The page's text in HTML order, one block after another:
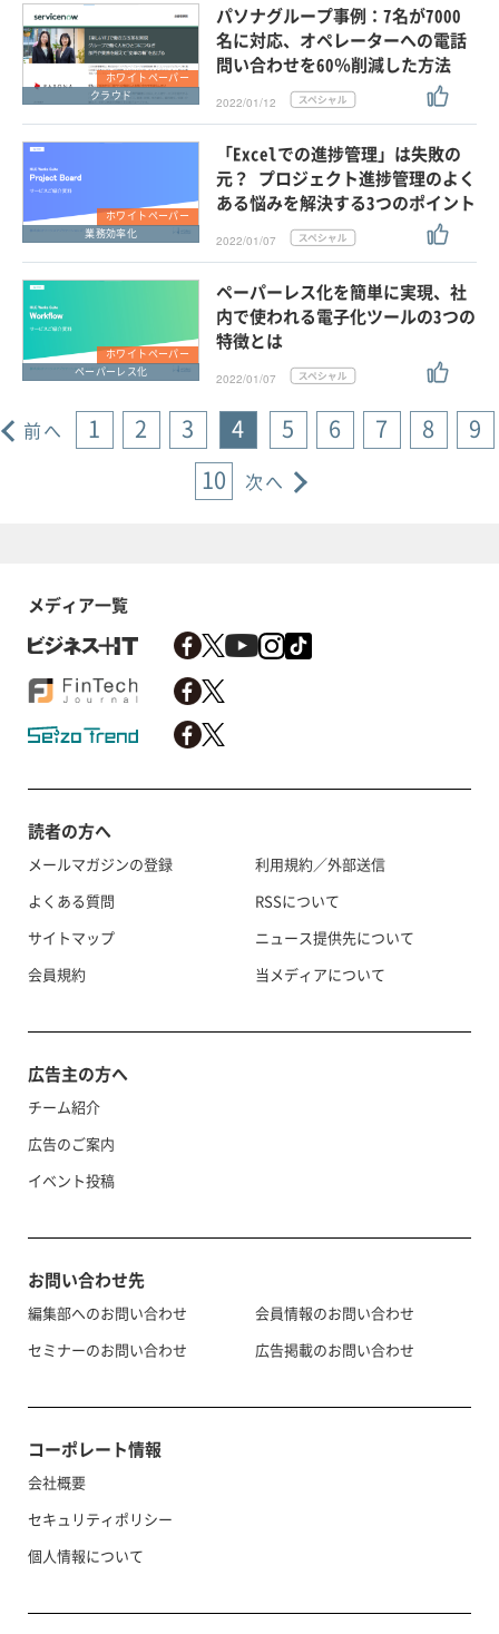
ホワイトペーパー
クラウド
パソナグループ事例：7名が7000
名に対応、オペレーターへの電話
問い合わせを60％削減した方法
2022/01/12
ホワイトペーパー
業務効率化
「Excelでの進捗管理」は失敗の
元？ プロジェクト進捗管理のよく
ある悩みを解決する3つのポイント
2022/01/07
ホワイトペーパー
ペーパーレス化
ペーパーレス化を簡単に実現、社
内で使われる電子化ツールの3つの
特徴とは
2022/01/07
前へ 1 2 3 4 5 6 7 8
9
10
次へ
メディア一覧
読者の方へ
メールマガジンの登録
よくある質問
サイトマップ
会員規約
利用規約／外部送信
RSSについて
ニュース提供先について
当メディアについて
広告主の方へ
チーム紹介
広告のご案内
イベント投稿
お問い合わせ先
編集部へのお問い合わせ
セミナーのお問い合わせ
会員情報のお問い合わせ
広告掲載のお問い合わせ
コーポレート情報
会社概要
セキュリティポリシー
個人情報について